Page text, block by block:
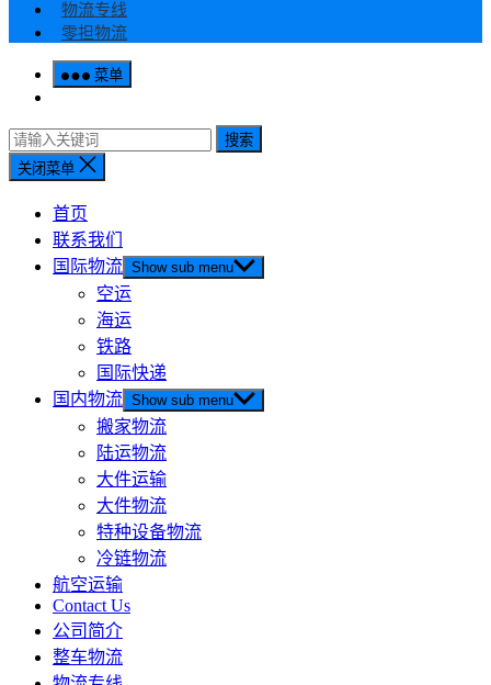
物流专线
零担物流
菜单
搜索
关闭菜单
首页
联系我们
国际物流 Show sub menu
空运
海运
铁路
国际快递
国内物流 Show sub menu
搬家物流
陆运物流
大件运输
大件物流
特种设备物流
冷链物流
航空运输
Contact Us
公司简介
整车物流